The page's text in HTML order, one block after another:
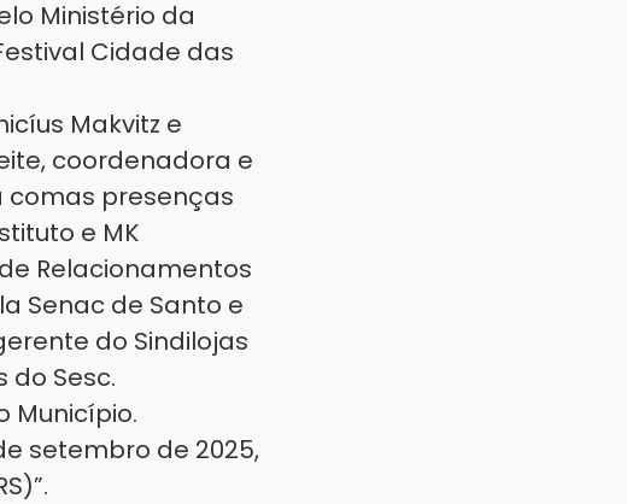
Ministério da
Cidade das
Makvitz e
coordenadora e
comas presenças
e MK
Relacionamentos
Senac de Santo e
do Sindilojas
do Sesc.
Município.
setembro de 2025,